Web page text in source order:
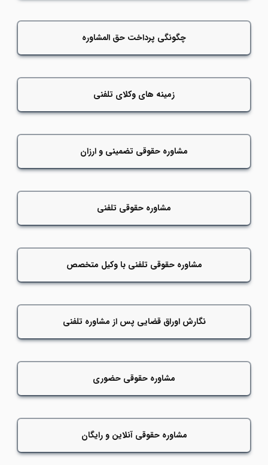
چگونگی پرداخت حق المشاوره
زمینه های وکلای تلفنی
مشاوره حقوقی تضمینی و ارزان
مشاوره حقوقی تلفنی
مشاوره حقوقی تلفنی با وکیل متخصص
نگارش اوراق قضایی پس از مشاوره تلفنی
مشاوره حقوقی حضوری
مشاوره حقوقی آنلاین و رایگان